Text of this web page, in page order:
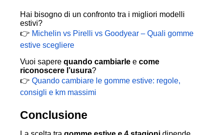
Hai bisogno di un confronto tra i migliori modelli
estivi?
👉 Michelin vs Pirelli vs Goodyear – Quali gomme
estive scegliere
Vuoi sapere quando cambiarlee come
riconoscere l’usura?
👉 Quando cambiare le gomme estive: regole,
consigli e km massimi
Conclusione